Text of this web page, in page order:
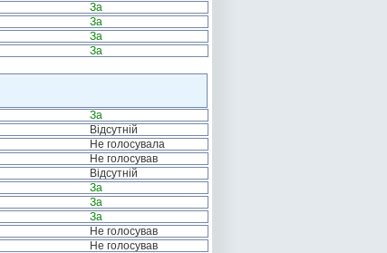
За
За
За
За
За
Відсутній
Не голосувала
Не голосував
Відсутній
За
За
За
Не голосував
Не голосував